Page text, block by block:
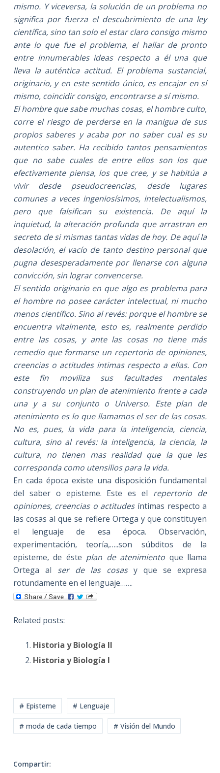
mismo. Y viceversa, la solución de un problema no
significa por fuerza el descubrimiento de una ley
científica, sino tan solo el estar claro consigo mismo
ante lo que fue el problema, el hallar de pronto
entre innumerables ideas respecto a él una que
lleva la auténtica actitud. El problema sustancial,
originario, y en este sentido único, es encajar en sí
mismo, coincidir consigo, encontrarse a sí mismo.
El hombre que sabe muchas cosas, el hombre culto,
corre el riesgo de perderse en la manigua de sus
propios saberes y acaba por no saber cual es su
autentico saber. Ha recibido tantos pensamientos
que no sabe cuales de entre ellos son los que
efectivamente piensa, los que cree, y se habitúa a
vivir desde pseudocreencias, desde lugares
comunes a veces ingeniosísimos, intelectualismos,
pero que falsifican su existencia. De aquí la
inquietud, la alteración profunda que arrastran en
secreto de si mismas tantas vidas de hoy. De aquí la
desolación, el vacío de tanto destino personal que
pugna desesperadamente por llenarse con alguna
convicción, sin lograr convencerse.
El sentido originario en que algo es problema para
el hombre no posee carácter intelectual, ni mucho
menos científico. Sino al revés: porque el hombre se
encuentra vitalmente, esto es, realmente perdido
entre las cosas, y ante las cosas no tiene más
remedio que formarse un repertorio de opiniones,
creencias o actitudes intimas respecto a ellas. Con
este fin moviliza sus facultades mentales
construyendo un plan de atenimiento frente a cada
una y a su conjunto o Universo. Este plan de
atenimiento es lo que llamamos el ser de las cosas.
No es, pues, la vida para la inteligencia, ciencia,
cultura, sino al revés: la inteligencia, la ciencia, la
cultura, no tienen mas realidad que la que les
corresponda como utensilios para la vida.
En cada época existe una disposición fundamental
del saber o episteme. Este es el repertorio de
opiniones, creencias o actitudes íntimas respecto a
las cosas al que se refiere Ortega y que constituyen
el lenguaje de esa época. Observación,
experimentación, teoría,…..son súbditos de la
episteme, de éste plan de atenimiento que llama
Ortega al ser de las cosasy que se expresa
rotundamente en el lenguaje…….
Related posts:
Historia y Biología II
Historia y Biología I
# Episteme # Lenguaje
# moda de cada tiempo # Visión del Mundo
Compartir: